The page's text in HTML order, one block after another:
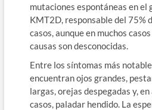
mutaciones espontáneas en el
KMT2D, responsable del 75%
casos, aunque en muchos
causas son desconocidas.
Entre los síntomas más
encuentran ojos grandes,
largas, orejas despegadas y, en
casos, paladar hendido. La